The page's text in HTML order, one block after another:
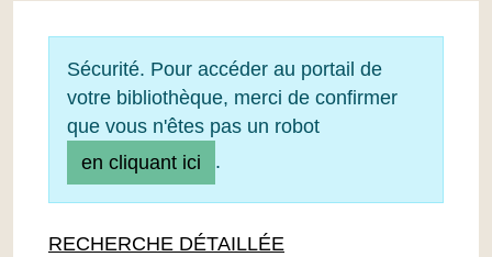
Sécurité. Pour accéder au portail de
votre bibliothèque, merci de confirmer
que vous n'êtes pas un robot
en cliquant ici
.
RECHERCHE DÉTAILLÉE